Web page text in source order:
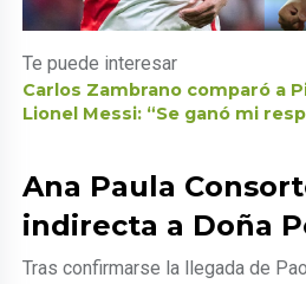
Te puede interesar
Carlos Zambrano comparó a
Lionel Messi: “Se ganó mi
Ana Paula
indirecta a Doña
Tras confirmarse la llegada de